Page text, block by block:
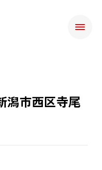
潟市西区寺尾